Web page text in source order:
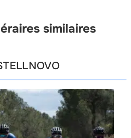
similaires